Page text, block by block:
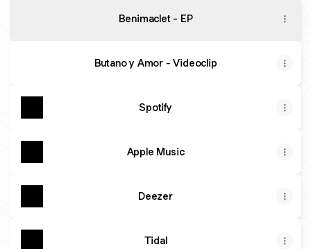
Benimaclet - EP
Butano y Amor - Videoclip
Spotify
Apple Music
Deezer
Tidal